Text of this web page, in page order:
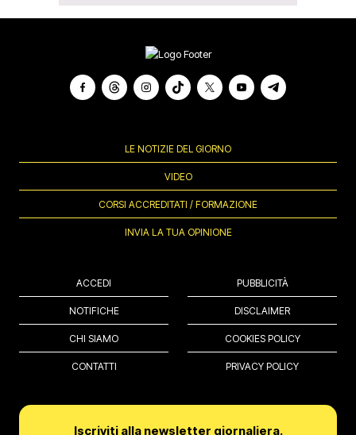
LE NOTIZIE DEL GIORNO
VIDEO
CORSI ACCREDITATI / FORMAZIONE
INVIA LA TUA OPINIONE
ACCEDI
NOTIFICHE
CHI SIAMO
CONTATTI
PUBBLICITÀ
DISCLAIMER
COOKIES POLICY
PRIVACY POLICY
Iscriviti alla newsletter giornaliera.